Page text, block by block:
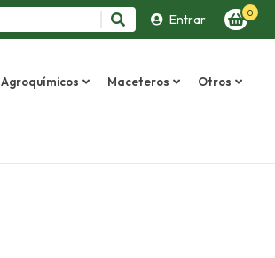
Entrar 0
Agroquímicos Maceteros Otros